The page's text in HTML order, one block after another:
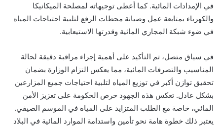
في الإمدادات المائية. كما أعطى توجيهاته لمصلحة الميكانيكا
والكهرباء بمتابعة عمل وصيانة محطات الرفع لتلبية احتياجات المياه
في ضوء شبكة المجاري المائية وقدرتها الاستيعابية.
في سياق متصل، تم التأكيد على أهمية إجراء مراقبة دقيقة لحالة
المناسيب والتصرفات المائية، مما يعكس التزام الوزارة بضمان
تحقيق توازن أكبر في توزيع المياه لتلبية احتياجات جميع المزارعين
بشكل عادل. تعكس هذه الجهود حرص الحكومة على تعزيز الأمن
المائي، خاصة مع الطلب المتزايد على المياه في الموسم الصيفي.
يعتبر ذلك خطوة هامة نحو تأمين واستدامة الموارد المائية في البلاد